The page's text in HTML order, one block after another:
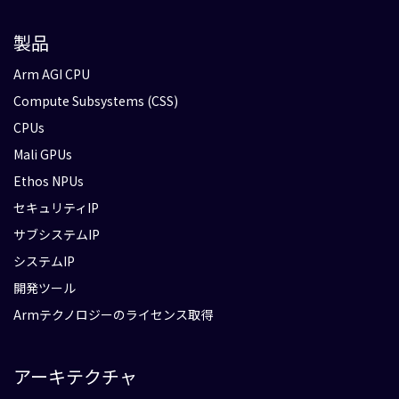
製品
Arm AGI CPU
Compute Subsystems (CSS)
CPUs
Mali GPUs
Ethos NPUs
セキュリティIP
サブシステムIP
システムIP
開発ツール
Armテクノロジーのライセンス取得
アーキテクチャ